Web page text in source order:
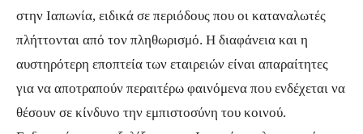
στην Ιαπωνία, ειδικά σε περιόδους που οι καταναλωτές
πλήττονται από τον πληθωρισμό. Η διαφάνεια και η
αυστηρότερη εποπτεία των εταιρειών είναι απαραίτητες
για να αποτραπούν περαιτέρω φαινόμενα που ενδέχεται να
θέσουν σε κίνδυνο την εμπιστοσύνη του κοινού.